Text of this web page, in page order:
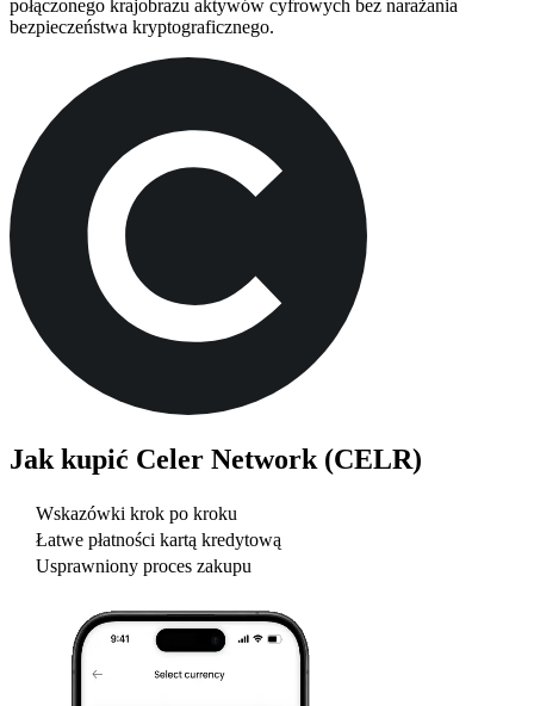
połączonego krajobrazu aktywów cyfrowych bez narażania
bezpieczeństwa kryptograficznego.
Jak kupić Celer Network (CELR)
Wskazówki krok po kroku
Łatwe płatności kartą kredytową
Usprawniony proces zakupu